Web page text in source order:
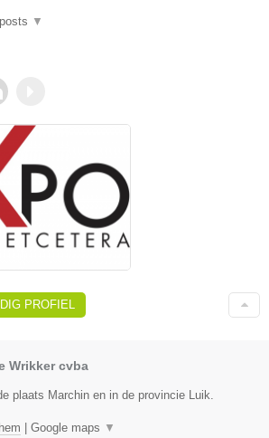
▼
PROFIEL
Wrikker cvba
plaats Marchin en in de provincie Luik.
Google maps ▼